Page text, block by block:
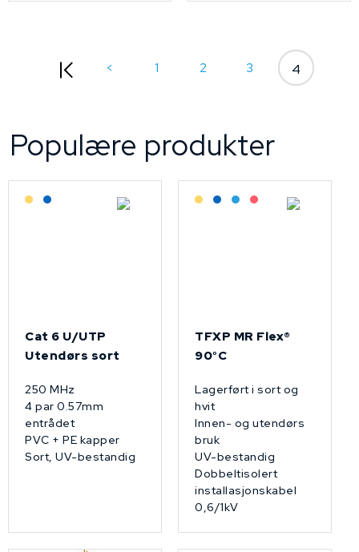
< 1 2 3 4
Populære produkter
Lagerført: Grossist
Lagerført: NEK Kabel
Cat 6 U/UTP
Utendørs sort
250 MHz
4 par 0.57mm
entrådet
PVC + PE kapper
Sort, UV-bestandig
Lagerført: Grossist
Lagerført: NEK Kabel
Bestilling: 2-3 uker
På forespørsel
TFXP MR Flex®
90°C
Lagerført i sort og
hvit
Innen- og utendørs
bruk
UV-bestandig
Dobbeltisolert
installasjonskabel
0,6/1kV